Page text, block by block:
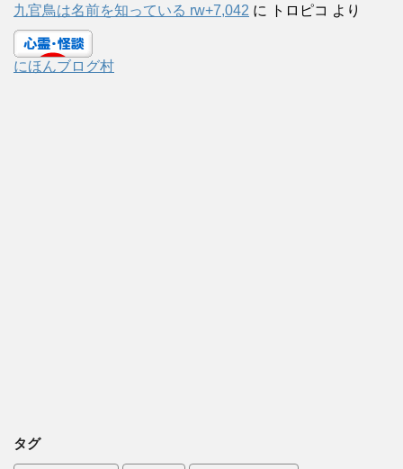
九官鳥は名前を知っている rw+7,042 に トロピコ より
にほんブログ村
タグ